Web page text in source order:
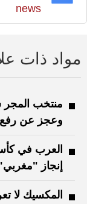
news
مواد ذات
وعجز عن رفع
العرب في
إنجاز
المكسيك لا